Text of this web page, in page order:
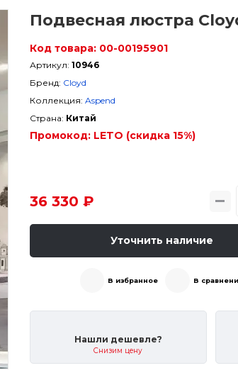
Подвесная люстра
Код товара: 00-00195901
Артикул: 10946
Бренд: Cloyd
Коллекция: Aspend
Страна: Китай
Промокод: LETO (скидка 15%)
36 330 ₽
Уточнить наличие
В избранное В
Нашли дешевле?
Снизим цену